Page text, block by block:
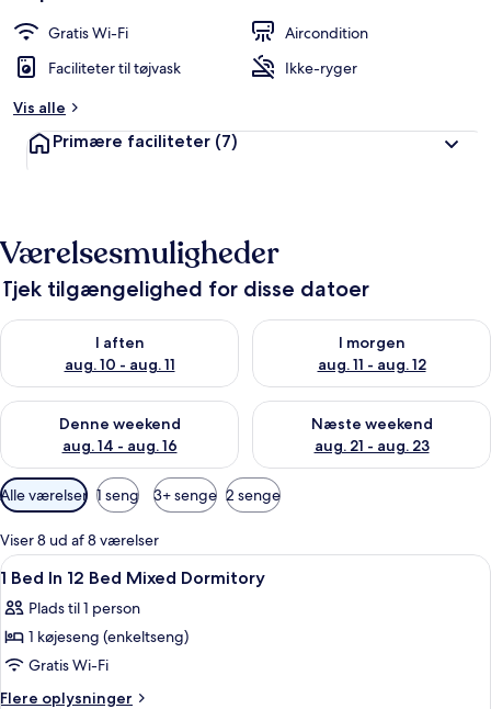
Gratis Wi-Fi
Aircondition
Faciliteter til tøjvask
Ikke-ryger
Vis alle
Primære faciliteter (7)
Værelsesmuligheder
Tjek tilgængelighed for disse datoer
I aften
aug. 10 - aug. 11
Tjek tilgængelighed for i aften aug. 10 - aug. 11
I morgen
aug. 11 - aug. 12
Tjek tilgængelighed for i
Denne weekend
aug. 14 - aug. 16
Tjek tilgængelighed for denne weekend aug. 14 - aug. 16
Næste weekend
aug. 21 - aug. 23
Tjek tilgængelighed for næste
Tilgængelige
filtre
for
værelser
Alle værelser 1 seng 3+ senge 2 senge
Viser 8 ud af 8 værelser
Indlæs
alle
billeder
af
1
Bed
8
1 Bed In 12 Bed Mixed Dormitory
Plads til 1 person
1 køjeseng (enkeltseng)
Gratis Wi-Fi
Flere oplysninger
Flere